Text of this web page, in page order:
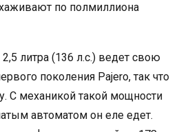
по полмиллиона
литра (136 л.с.) ведет свою
поколения Pajero, так что
С механикой такой мощности
автоматом он еле едет.